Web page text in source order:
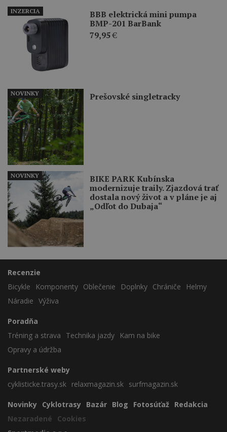
BBB elektrická mini pumpa
BMP-201 BarBank
79,95€
INZERCIA
Prešovské singletracky
NOVINKY
BIKE PARK Kubínska
modernizuje traily. Zjazdová trať
dostala nový život a v pláne je aj
„Odľot do Dubaja“
NOVINKY
Recenzie
Bicykle
Komponenty Oblečenie Doplnky Chrániče
Helmy
Náradie Výživa
Poradňa
Tréning a strava
Technika jazdy
Kam na bike
Opravy a údržba
Partnerské weby
cyklisticke.trasy.sk relaxmagazin.sk surfmagazin.sk
Novinky Cyklotrasy Bazár Blog Fotosúťaž Redakcia
Nezaradené
Cookies